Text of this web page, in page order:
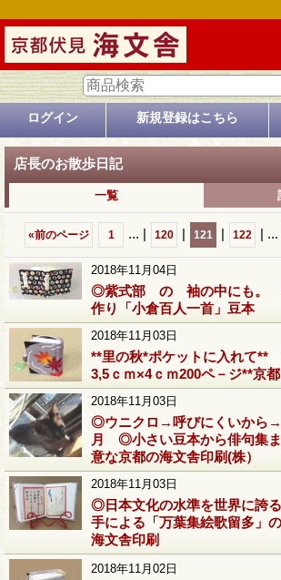
ログイン 新規登録はこちら
店長のお散歩日記
一覧
«前のページ 1 ... | 120 | 121 | 122 | ...
2018年11月04日
◎紫式部 の 袖の中にも。
作り「小倉百人一首」豆本
2018年11月03日
**里の秋*ポケットに入れて**
3,5ｃｍ×4ｃｍ200ペ－ジ**京都
2018年11月03日
◎ウニクロ→呼びにくいから
月 ◎小さい豆本から俳句集
意な京都の海文舎印刷(株）
2018年11月03日
◎日本文化の水準を世界に誇
手による「万葉集絵歌留多」
海文舎印刷
2018年11月02日